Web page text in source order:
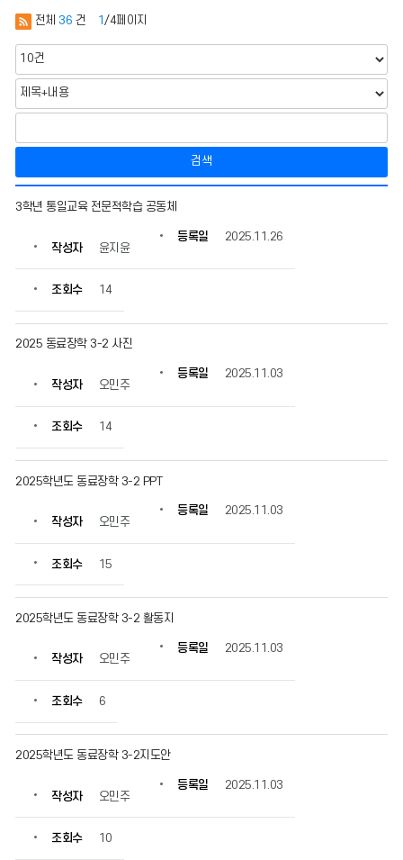
전체 36 건 1 /4페이지
검색
학
일
활
동
호,
목,
보
인
할
3학년 통일교육 전문적학습 공동체
작성자 윤지윤
등록일 2025.11.26
조회수 14
2025 동료장학 3-2 사진
작성자 오민주
등록일 2025.11.03
조회수 14
2025학년도 동료장학 3-2 PPT
작성자 오민주
등록일 2025.11.03
조회수 15
2025학년도 동료장학 3-2 활동지
작성자 오민주
등록일 2025.11.03
조회수 6
2025학년도 동료장학 3-2지도안
작성자 오민주
등록일 2025.11.03
조회수 10